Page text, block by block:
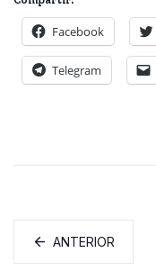
Facebook
Telegram
ANTERIOR